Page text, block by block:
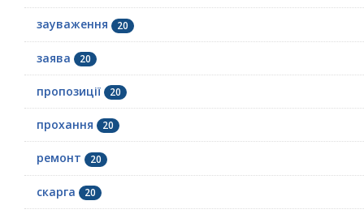
зауваження 20
заява 20
пропозиції 20
прохання 20
ремонт 20
скарга 20